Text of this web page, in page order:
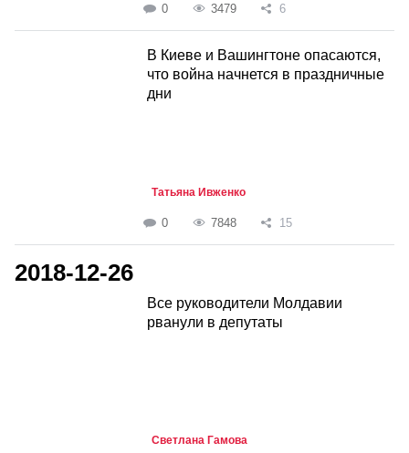
0 3479 6
В Киеве и Вашингтоне опасаются,
что война начнется в праздничные
дни
Татьяна Ивженко
0 7848 15
2018-12-26
Все руководители Молдавии
рванули в депутаты
Светлана Гамова